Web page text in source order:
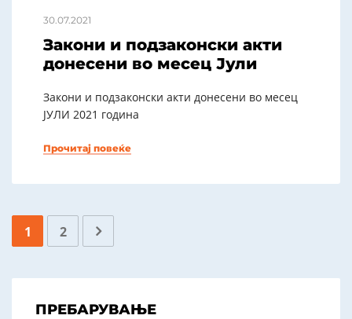
30.07.2021
Закони и подзаконски акти
донесени во месец Јули
Закони и подзаконски акти донесени во месец
ЈУЛИ 2021 година
Прочитај повеќе
1 2
ПРЕБАРУВАЊЕ